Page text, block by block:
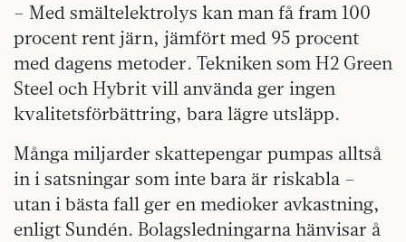
– Med smältelektrolys kan man få fram 100
procent rent järn, jämfört med 95 procent
med dagens metoder. Tekniken som H2 Green
Steel och Hybrit vill använda ger ingen
kvalitetsförbättring, bara lägre utsläpp.
Många miljarder skattepengar pumpas alltså
in i satsningar som inte bara är riskabla –
utan i bästa fall ger en medioker avkastning,
enligt Sundén. Bolagsledningarna hänvisar å